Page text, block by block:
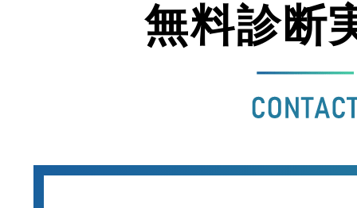
無料診断